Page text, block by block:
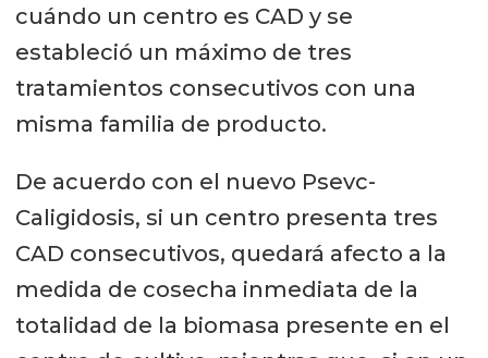
cuándo un centro es CAD y se
estableció un máximo de tres
tratamientos consecutivos con una
misma familia de producto.
De acuerdo con el nuevo Psevc-
Caligidosis, si un centro presenta tres
CAD consecutivos, quedará afecto a la
medida de cosecha inmediata de la
totalidad de la biomasa presente en el